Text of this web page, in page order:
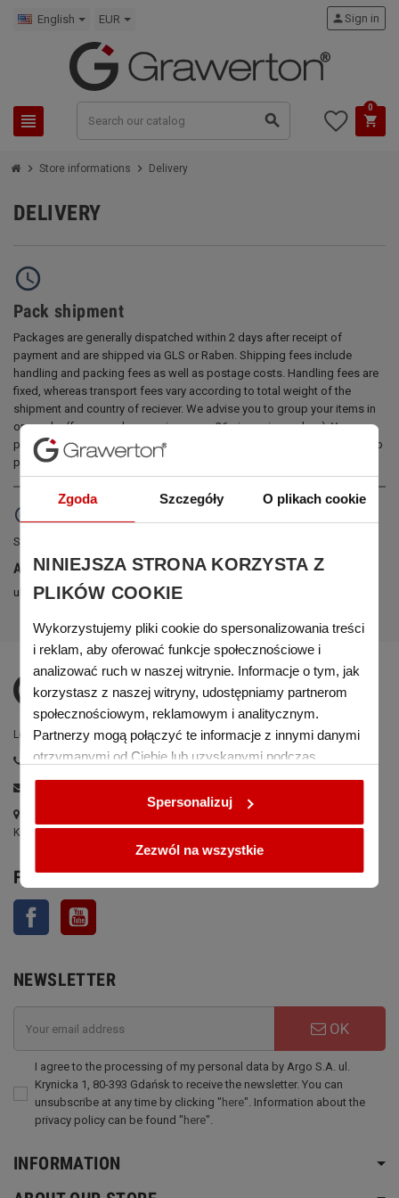
English EUR
view_headline search
personSign in
shopping_cart
0
chevron_right Store informations chevron_right Delivery
DELIVERY
query_builder
Pack shipment
Packages are generally dispatched within 2 days after receipt of
payment and are shipped via GLS or Raben. Shipping fees include
handling and packing fees as well as postage costs. Handling fees are
fixed, whereas transport fees vary according to total weight of the
shipment and country of reciever. We advise you to group your items in
one order (for example ceramic mugs - 36 pieces in one box). Your
package will be dispatched at your own risk, but special care is taken to
protect fragile objects.
copyright
Shop owner:
Argo S.A.
ul. 1 Krynicka Street , 80-393 Gdańnsk, Poland
Leader of polish sublimation market.
Phone:(+48) 58 55 43 515
Krynicka 1, 80-393 Gdansk, Poland
FOLLOW US
Facebook
NEWSLETTER
OK
I agree to the processing of my personal data by Argo S.A. ul.
Krynicka 1, 80-393 Gdańsk to receive the newsletter. You can
unsubscribe at any time by clicking " here". Information about the
privacy policy can be found " here".
INFORMATION
Zgoda Szczegóły O plikach cookie
NINIEJSZA STRONA KORZYSTA Z
PLIKÓW COOKIE
Wykorzystujemy pliki cookie do spersonalizowania treści
i reklam, aby oferować funkcje społecznościowe i
analizować ruch w naszej witrynie. Informacje o tym, jak
korzystasz z naszej witryny, udostępniamy partnerom
społecznościowym, reklamowym i analitycznym.
Partnerzy mogą połączyć te informacje z innymi danymi
otrzymanymi od Ciebie lub uzyskanymi podczas
korzystania z ich usług.
Spersonalizuj
Zezwól na wszystkie